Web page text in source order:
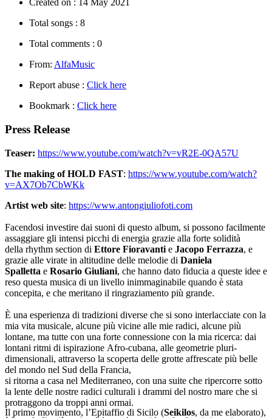
Created on : 14 May 2021
Total songs : 8
Total comments : 0
From: AlfaMusic
Report abuse : Click here
Bookmark : Click here
Press Release
Teaser: https://www.youtube.com/watch?v=vR2E-0QA57U
The making of HOLD FAST: https://www.youtube.com/watch?
v=AX7Ob7CbWKk
Artist web site: https://www.antongiuliofoti.com
Facendosi investire dai suoni di questo album, si possono facilmente
assaggiare gli intensi picchi di energia grazie alla forte solidità
della rhythm section di Ettore Fioravanti e Jacopo Ferrazza, e
grazie alle virate in altitudine delle melodie di Daniela
Spalletta e Rosario Giuliani, che hanno dato fiducia a queste idee e
reso questa musica di un livello inimmaginabile quando è stata
concepita, e che meritano il ringraziamento più grande.
È una esperienza di tradizioni diverse che si sono interlacciate con la
mia vita musicale, alcune più vicine alle mie radici, alcune più
lontane, ma tutte con una forte connessione con la mia ricerca: dai
lontani ritmi di ispirazione Afro-cubana, alle geometrie pluri-
dimensionali, attraverso la scoperta delle grotte affrescate più belle
del mondo nel Sud della Francia,
si ritorna a casa nel Mediterraneo, con una suite che ripercorre sotto
la lente delle nostre radici culturali i drammi del nostro mare che si
protraggono da troppi anni ormai.
Il primo movimento, l’Epitaffio di Sicilo (Seikilos, da me elaborato),